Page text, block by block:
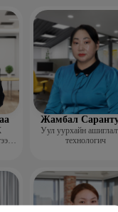
Жамбал
Уул уурхайн
технологич